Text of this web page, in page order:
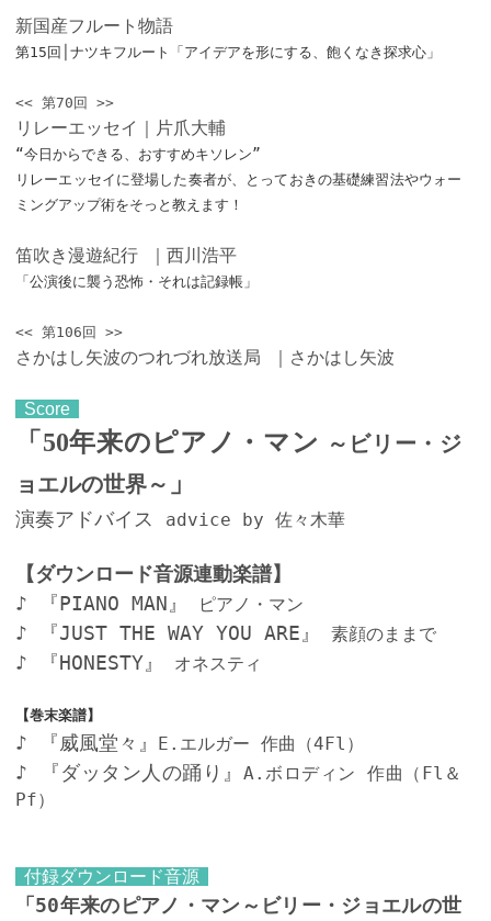
新国産フルート物語
第15回│ナツキフルート「アイデアを形にする、飽くなき探求心」
<< 第70回 >>
リレーエッセイ｜片爪大輔
“今日からできる、おすすめキソレン”
リレーエッセイに登場した奏者が、とっておきの基礎練習法やウォー
ミングアップ術をそっと教えます！
笛吹き漫遊紀行 ｜西川浩平
「公演後に襲う恐怖・それは記録帳」
<< 第106回 >>
さかはし矢波のつれづれ放送局 ｜さかはし矢波
Score
「50年来のピアノ・マン ～ビリー・ジ
ョエルの世界～ 」
演奏アドバイス advice by 佐々木華
【ダウンロード音源連動楽譜】
♪ 『PIANO MAN』 ピアノ・マン
♪ 『JUST THE WAY YOU ARE』 素顔のままで
♪ 『HONESTY』 オネスティ
【巻末楽譜】
♪ 『威風堂々』 E.エルガー 作曲（4Fl）
♪ 『ダッタン人の踊り』 A.ボロディン 作曲（Fl＆
Pf）
付録ダウンロード音源
「50年来のピアノ・マン～ビリー・ジョエルの世